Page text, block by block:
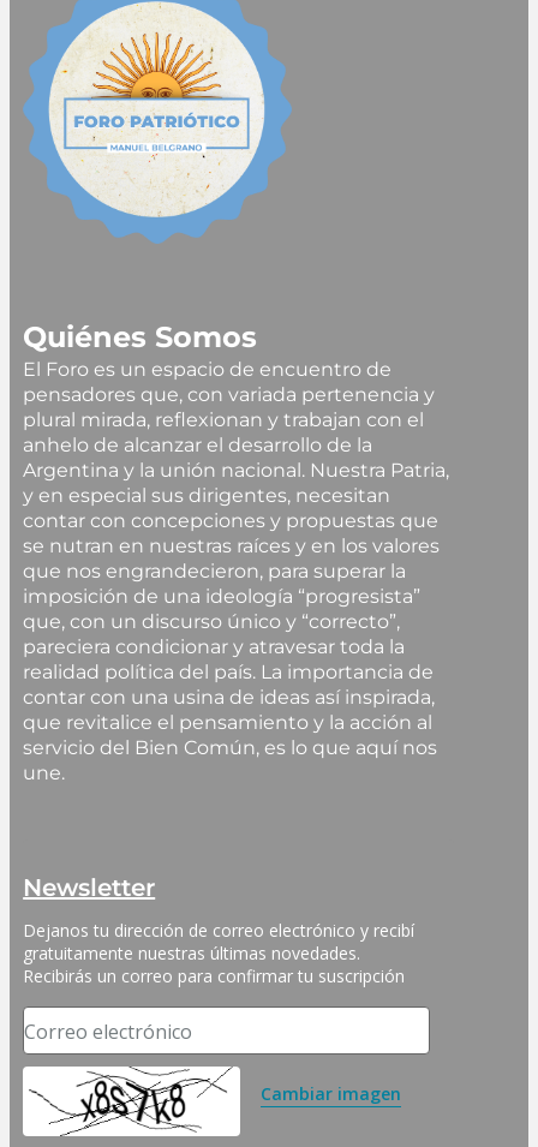
Quiénes Somos
El Foro es un espacio de encuentro de
pensadores que, con variada pertenencia y
plural mirada, reflexionan y trabajan con el
anhelo de alcanzar el desarrollo de la
Argentina y la unión nacional. Nuestra Patria,
y en especial sus dirigentes, necesitan
contar con concepciones y propuestas que
se nutran en nuestras raíces y en los valores
que nos engrandecieron, para superar la
imposición de una ideología “progresista”
que, con un discurso único y “correcto”,
pareciera condicionar y atravesar toda la
realidad política del país. La importancia de
contar con una usina de ideas así inspirada,
que revitalice el pensamiento y la acción al
servicio del Bien Común, es lo que aquí nos
une.
Newsletter
Dejanos tu dirección de correo electrónico y recibí
gratuitamente nuestras últimas novedades.
Recibirás un correo para confirmar tu suscripción
Correo electrónico
Cambiar imagen